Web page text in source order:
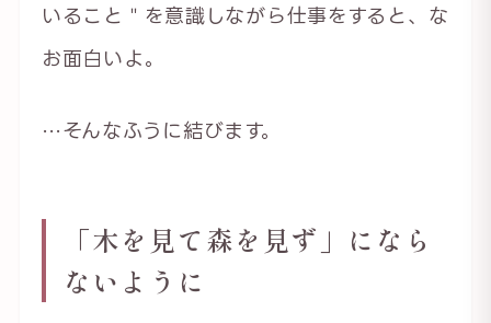
いること＂を意識しながら仕事をすると、な
お面白いよ。
…そんなふうに結びます。
「木を見て森を見ず」になら
ないように